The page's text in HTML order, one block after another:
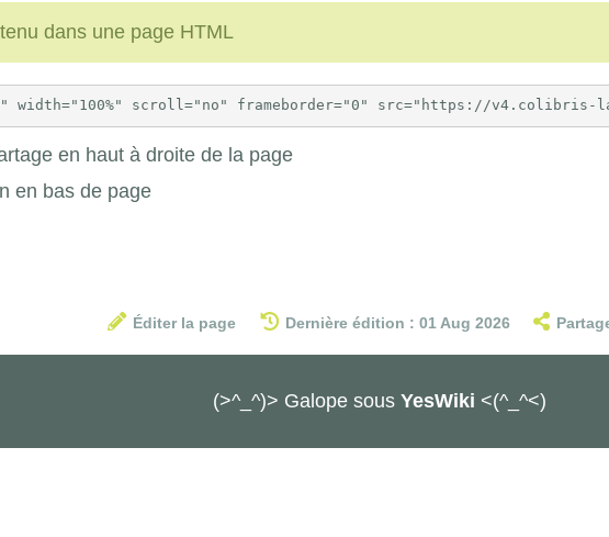
dans une page HTML
en haut à droite de la page
en bas de page
Éditer la page Dernière édition : 01 Aug 2026
(>^_^)> Galope sous YesWiki <(^_^<)